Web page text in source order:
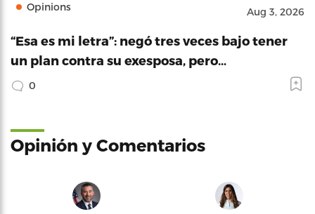
Opinions Aug 3, 2026
“Esa es mi letra”: negó tres veces bajo tener
un plan contra su exesposa, pero…
0
Opinión y Comentarios